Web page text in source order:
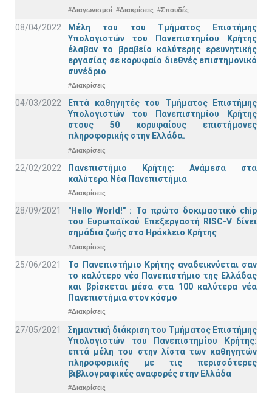
#Διαγωνισμοί #Διακρίσεις #Σπουδές
08/04/2022
Μέλη του του Τμήματος Επιστήμης
Υπολογιστών του Πανεπιστημίου Κρήτης
έλαβαν το βραβείο καλύτερης ερευνητικής
εργασίας σε κορυφαίο διεθνές επιστημονικό
συνέδριο
#Διακρίσεις
04/03/2022
Επτά καθηγητές του Τμήματος Επιστήμης
Υπολογιστών του Πανεπιστημίου Κρήτης
στους 50 κορυφαίους επιστήμονες
πληροφορικής στην Ελλάδα.
#Διακρίσεις
22/02/2022
Πανεπιστήμιο Κρήτης: Ανάμεσα στα
καλύτερα Νέα Πανεπιστήμια
#Διακρίσεις
28/09/2021
"Hello World!" : Το πρώτο δοκιμαστικό chip
του Ευρωπαϊκού Επεξεργαστή RISC-V δίνει
σημάδια ζωής στο Ηράκλειο Κρήτης
#Διακρίσεις
25/06/2021
Το Πανεπιστήμιο Κρήτης αναδεικνύεται σαν
το καλύτερο νέο Πανεπιστήμιο της Ελλάδας
και βρίσκεται μέσα στα 100 καλύτερα νέα
Πανεπιστήμια στον κόσμο
#Διακρίσεις
27/05/2021
Σημαντική διάκριση του Τμήματος Επιστήμης
Υπολογιστών του Πανεπιστημίου Κρήτης:
επτά μέλη του στην λίστα των καθηγητών
πληροφορικής με τις περισσότερες
βιβλιογραφικές αναφορές στην Ελλάδα
#Διακρίσεις